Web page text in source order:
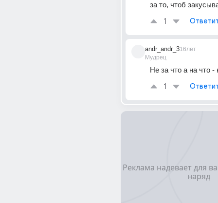
за то, чтоб
1
andr_andr_3
Мудрец
16лет
Не за что а на что -
1